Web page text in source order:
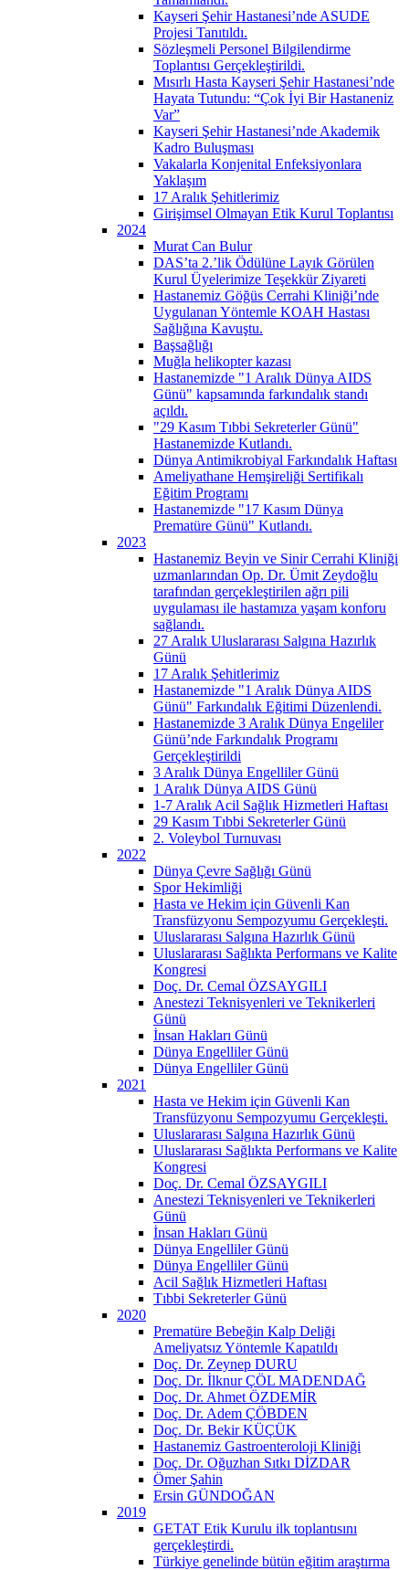
Kayseri Şehir Hastanesi’nde ASUDE
Projesi Tanıtıldı.
Sözleşmeli Personel Bilgilendirme
Toplantısı Gerçekleştirildi.
Mısırlı Hasta Kayseri Şehir Hastanesi’nde
Hayata Tutundu: “Çok İyi Bir Hastaneniz
Var”
Kayseri Şehir Hastanesi’nde Akademik
Kadro Buluşması
Vakalarla Konjenital Enfeksiyonlara
Yaklaşım
17 Aralık Şehitlerimiz
Girişimsel Olmayan Etik Kurul Toplantısı
2024
Murat Can Bulur
DAS’ta 2.’lik Ödülüne Layık Görülen
Kurul Üyelerimize Teşekkür Ziyareti
Hastanemiz Göğüs Cerrahi Kliniği’nde
Uygulanan Yöntemle KOAH Hastası
Sağlığına Kavuştu.
Başsağlığı
Muğla helikopter kazası
Hastanemizde "1 Aralık Dünya AIDS
Günü" kapsamında farkındalık standı
açıldı.
"29 Kasım Tıbbi Sekreterler Günü"
Hastanemizde Kutlandı.
Dünya Antimikrobiyal Farkındalık Haftası
Ameliyathane Hemşireliği Sertifikalı
Eğitim Programı
Hastanemizde "17 Kasım Dünya
Prematüre Günü" Kutlandı.
2023
Hastanemiz Beyin ve Sinir Cerrahi Kliniği
uzmanlarından Op. Dr. Ümit Zeydoğlu
tarafından gerçekleştirilen ağrı pili
uygulaması ile hastamıza yaşam konforu
sağlandı.
27 Aralık Uluslararası Salgına Hazırlık
Günü
17 Aralık Şehitlerimiz
Hastanemizde "1 Aralık Dünya AIDS
Günü" Farkındalık Eğitimi Düzenlendi.
Hastanemizde 3 Aralık Dünya Engeliler
Günü’nde Farkındalık Programı
Gerçekleştirildi
3 Aralık Dünya Engelliler Günü
1 Aralık Dünya AIDS Günü
1-7 Aralık Acil Sağlık Hizmetleri Haftası
29 Kasım Tıbbi Sekreterler Günü
2. Voleybol Turnuvası
2022
Dünya Çevre Sağlığı Günü
Spor Hekimliği
Hasta ve Hekim için Güvenli Kan
Transfüzyonu Sempozyumu Gerçekleşti.
Uluslararası Salgına Hazırlık Günü
Uluslararası Sağlıkta Performans ve Kalite
Kongresi
Doç. Dr. Cemal ÖZSAYGILI
Anestezi Teknisyenleri ve Teknikerleri
Günü
İnsan Hakları Günü
Dünya Engelliler Günü
Dünya Engelliler Günü
2021
Hasta ve Hekim için Güvenli Kan
Transfüzyonu Sempozyumu Gerçekleşti.
Uluslararası Salgına Hazırlık Günü
Uluslararası Sağlıkta Performans ve Kalite
Kongresi
Doç. Dr. Cemal ÖZSAYGILI
Anestezi Teknisyenleri ve Teknikerleri
Günü
İnsan Hakları Günü
Dünya Engelliler Günü
Dünya Engelliler Günü
Acil Sağlık Hizmetleri Haftası
Tıbbi Sekreterler Günü
2020
Prematüre Bebeğin Kalp Deliği
Ameliyatsız Yöntemle Kapatıldı
Doç. Dr. Zeynep DURU
Doç. Dr. İlknur ÇÖL MADENDAĞ
Doç. Dr. Ahmet ÖZDEMİR
Doç. Dr. Adem ÇÖBDEN
Doç. Dr. Bekir KÜÇÜK
Hastanemiz Gastroenteroloji Kliniği
Doç. Dr. Oğuzhan Sıtkı DİZDAR
Ömer Şahin
Ersin GÜNDOĞAN
2019
GETAT Etik Kurulu ilk toplantısını
gerçekleştirdi.
Türkiye genelinde bütün eğitim araştırma